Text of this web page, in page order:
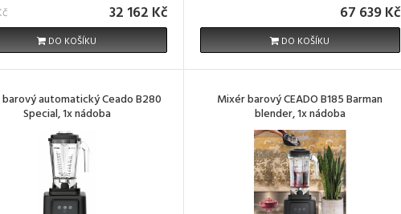
32 162 Kč
DO KOŠÍKU
67 639 Kč
DO KOŠÍKU
automatický Ceado B280
Special, 1x nádoba
Mixér barový CEADO B185 Barman
blender, 1x nádoba